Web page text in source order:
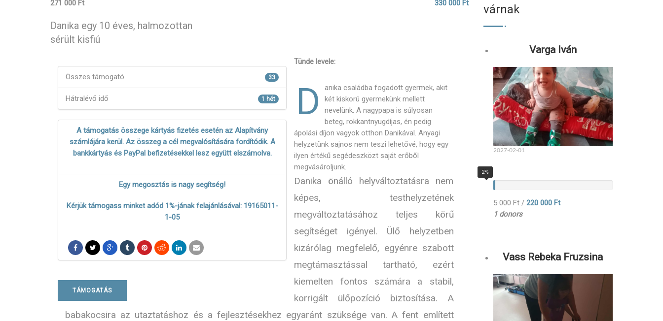
271 000 Ft 330 000 Ft
Danika egy 10 éves, halmozottan
sérült kisfiú
Összes támogató 33
Hátralévő idő 1 hét
A támogatás összege kártyás fizetés esetén az Alapítvány
számlájára kerül. Az összeg a cél megvalósítására fordítódik. A
bankkártyás és PayPal befizetésekkel lesz együtt elszámolva.
Egy megosztás is nagy segítség!
Kérjük támogass minket adód 1%-jának felajánlásával: 19165011-
1-05
TÁMOGATÁS
Tünde levele:
D
anika családba fogadott gyermek, akit
két kiskorú gyermekünk mellett
nevelünk. A nagypapa is súlyosan
beteg, rokkantnyugdíjas, én pedig
ápolási díjon vagyok otthon Danikával. Anyagi
helyzetünk sajnos nem teszi lehetővé, hogy egy
ilyen értékű segédeszközt saját erőből
megvásároljunk.
Danika önálló helyváltoztatásra nem
képes, testhelyzetének
megváltoztatásához teljes körű
segítséget igényel. Ülő helyzetben
kizárólag megfelelő, egyénre szabott
megtámasztással tartható, ezért
kiemelten fontos számára a stabil,
korrigált ülőpozíció biztosítása. A
babakocsira az utaztatáshoz és a fejlesztésekhez egyaránt szüksége van. A fent említett
várnak
Varga Iván
2027-02-01
2%
5 000 Ft/ 220 000 Ft
1 donors
Vass Rebeka Fruzsina